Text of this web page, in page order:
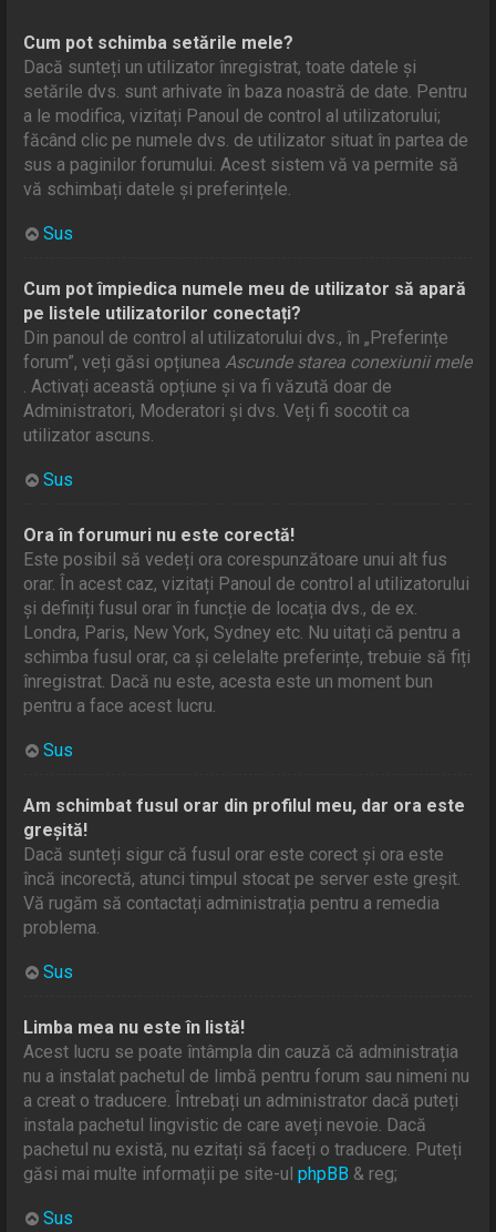
Cum pot schimba setările mele?
Dacă sunteți un utilizator înregistrat, toate datele și
setările dvs. sunt arhivate în baza noastră de date. Pentru
a le modifica, vizitați Panoul de control al utilizatorului;
făcând clic pe numele dvs. de utilizator situat în partea de
sus a paginilor forumului. Acest sistem vă va permite să
vă schimbați datele și preferințele.
Sus
Cum pot împiedica numele meu de utilizator să apară
pe listele utilizatorilor conectați?
Din panoul de control al utilizatorului dvs., în „Preferințe
forum”, veți găsi opțiuneaAscunde starea conexiunii mele
. Activați această opțiune și va fi văzută doar de
Administratori, Moderatori și dvs. Veți fi socotit ca
utilizator ascuns.
Sus
Ora în forumuri nu este corectă!
Este posibil să vedeți ora corespunzătoare unui alt fus
orar. În acest caz, vizitați Panoul de control al utilizatorului
și definiți fusul orar în funcție de locația dvs., de ex.
Londra, Paris, New York, Sydney etc. Nu uitați că pentru a
schimba fusul orar, ca și celelalte preferințe, trebuie să fiți
înregistrat. Dacă nu este, acesta este un moment bun
pentru a face acest lucru.
Sus
Am schimbat fusul orar din profilul meu, dar ora este
greșită!
Dacă sunteți sigur că fusul orar este corect și ora este
încă incorectă, atunci timpul stocat pe server este greșit.
Vă rugăm să contactați administrația pentru a remedia
problema.
Sus
Limba mea nu este în listă!
Acest lucru se poate întâmpla din cauză că administrația
nu a instalat pachetul de limbă pentru forum sau nimeni nu
a creat o traducere. Întrebați un administrator dacă puteți
instala pachetul lingvistic de care aveți nevoie. Dacă
pachetul nu există, nu ezitați să faceți o traducere. Puteți
găsi mai multe informații pe site-ulphpBB & reg;
Sus